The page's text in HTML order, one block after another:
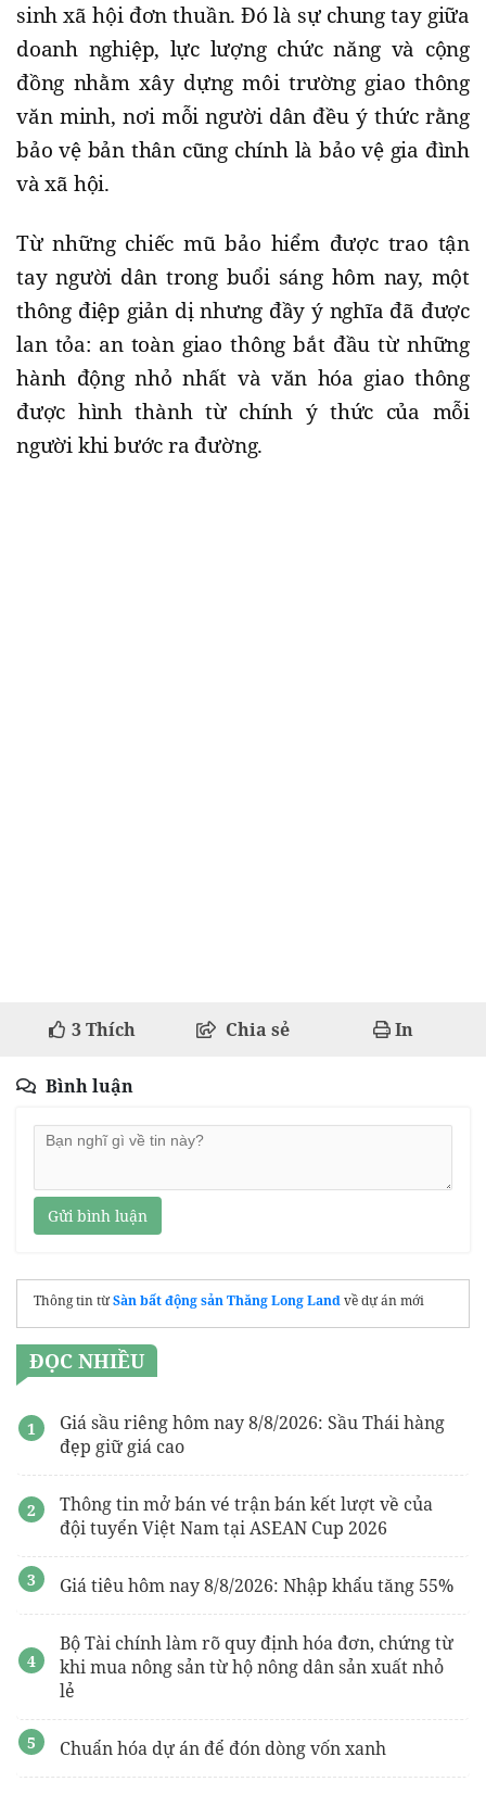
sinh xã hội đơn thuần. Đó là sự chung tay giữa
doanh nghiệp, lực lượng chức năng và cộng
đồng nhằm xây dựng môi trường giao thông
văn minh, nơi mỗi người dân đều ý thức rằng
bảo vệ bản thân cũng chính là bảo vệ gia đình
và xã hội.
Từ những chiếc mũ bảo hiểm được trao tận
tay người dân trong buổi sáng hôm nay, một
thông điệp giản dị nhưng đầy ý nghĩa đã được
lan tỏa: an toàn giao thông bắt đầu từ những
hành động nhỏ nhất và văn hóa giao thông
được hình thành từ chính ý thức của mỗi
người khi bước ra đường.
3Thích Chia sẻ In
Bình luận
Gửi bình luận
Thông tin từSàn bất động sản Thăng Long Landvề dự án mới
ĐỌC NHIỀU
Giá sầu riêng hôm nay 8/8/2026: Sầu Thái hàng
đẹp giữ giá cao
Thông tin mở bán vé trận bán kết lượt về của
đội tuyển Việt Nam tại ASEAN Cup 2026
Giá tiêu hôm nay 8/8/2026: Nhập khẩu tăng 55%
Bộ Tài chính làm rõ quy định hóa đơn, chứng từ
khi mua nông sản từ hộ nông dân sản xuất nhỏ
lẻ
Chuẩn hóa dự án để đón dòng vốn xanh